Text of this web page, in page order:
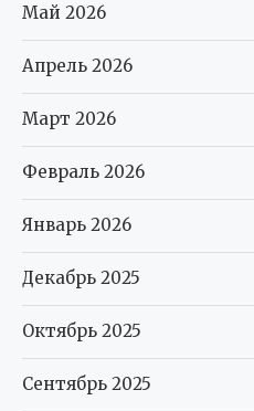
Май 2026
Апрель 2026
Март 2026
Февраль 2026
Январь 2026
Декабрь 2025
Октябрь 2025
Сентябрь 2025